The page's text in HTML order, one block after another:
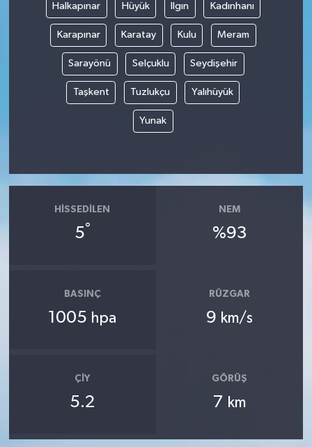
Halkapınar Hüyük Ilgın Kadınhanı
Karapınar Karatay Kulu Meram
Sarayönü Selçuklu Seydişehir
Taşkent Tuzlukçu Yalıhüyük
Yunak
HISSEDILEN
5°
NEM
%93
BASINÇ
1005 hpa
RÜZGAR
9 km/s
ÇIY
5.2
GÖRÜŞ
7 km